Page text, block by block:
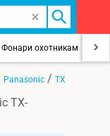
Фонари охотникам
Panasonic / TX-L32C10ES
TX-